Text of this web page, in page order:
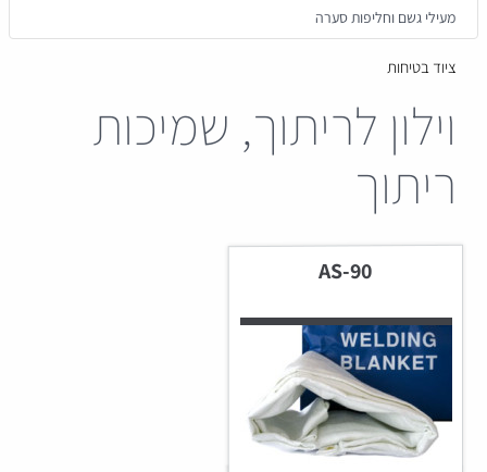
מעילי גשם וחליפות סערה
ציוד בטיחות
וילון לריתוך, שמיכות
ריתוך
AS-90